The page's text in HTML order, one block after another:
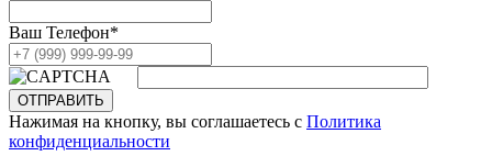
Ваш Телефон*
ОТПРАВИТЬ
Нажимая на кнопку, вы соглашаетесь с Политика
конфиденциальности